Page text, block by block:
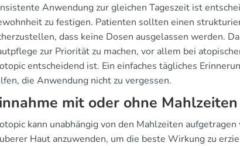
Anwendung zur gleichen Tageszeit ist
zu festigen. Patienten sollten einen
dass keine Dosen ausgelassen werden.
zur Priorität zu machen, vor allem bei
entscheidend ist. Ein einfaches tägliches
die Anwendung nicht zu vergessen.
mit oder ohne Mahlzeiten
kann unabhängig von den Mahlzeiten
Haut anzuwenden, um die beste Wirkung zu